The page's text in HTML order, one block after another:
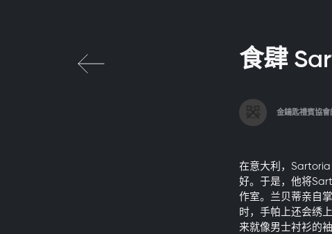
食肆
金鑰匙禮賓協會
在意大利，Sartoria
好。于是，他将
作室。兰贝蒂亲自
时，手帕上还会绣
来就像男士衬衫的